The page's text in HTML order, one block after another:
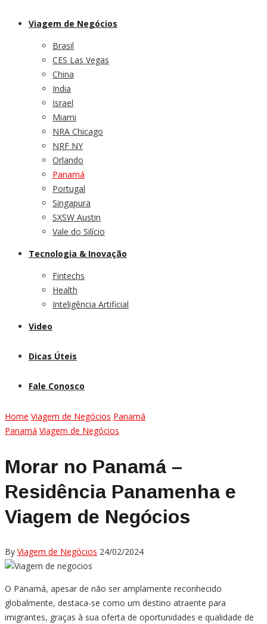
Viagem de Negócios
Brasil
CES Las Vegas
China
India
Israel
Miami
NRA Chicago
NRF NY
Orlando
Panamá
Portugal
Singapura
SXSW Austin
Vale do Silício
Tecnologia & Inovação
Fintechs
Health
Inteligência Artificial
Video
Dicas Úteis
Fale Conosco
Home Viagem de Negócios Panamá
Panamá Viagem de Negócios
Morar no Panamá –
Residência Panamenha e
Viagem de Negócios
By Viagem de Negócios 24/02/2024
O Panamá, apesar de não ser amplamente reconhecido
globalmente, destaca-se como um destino atraente para
imigrantes, graças à sua oferta de oportunidades e qualidade de